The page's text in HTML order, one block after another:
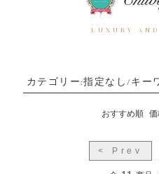
LUXURY
カテゴリー:指定なし/キー
おすすめ順
< Prev